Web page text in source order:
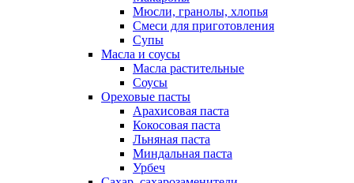
Мюсли, гранолы, хлопья
Смеси для приготовления
Супы
Масла и соусы
Масла растительные
Соусы
Ореховые пасты
Арахисовая паста
Кокосовая паста
Льняная паста
Миндальная паста
Урбеч